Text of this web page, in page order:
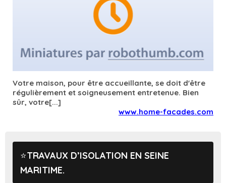
Votre maison, pour être accueillante, se doit d'être
régulièrement et soigneusement entretenue. Bien
sûr, votre[...]
www.home-facades.com
TRAVAUX D’ISOLATION EN SEINE
MARITIME.